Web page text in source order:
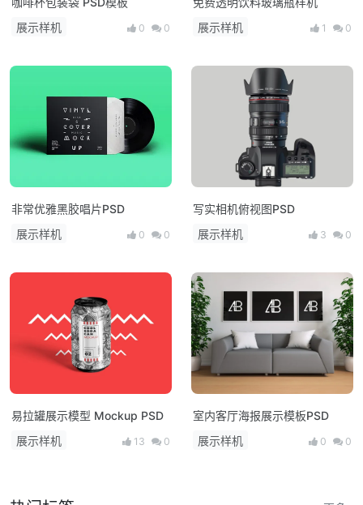
展示样机
0 0
展示样机
1 0
非常优雅黑胶唱片PSD
展示样机
0 0
写实相机俯视图PSD
展示样机
3 0
易拉罐展示模型 Mockup PSD
展示样机
13 0
室内客厅海报展示模板PSD
展示样机
0 0